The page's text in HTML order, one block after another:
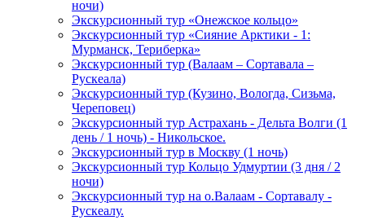
ночи)
Экскурсионный тур «Онежское кольцо»
Экскурсионный тур «Сияние Арктики - 1:
Мурманск, Териберка»
Экскурсионный тур (Валаам – Сортавала –
Рускеала)
Экскурсионный тур (Кузино, Вологда, Сизьма,
Череповец)
Экскурсионный тур Астрахань - Дельта Волги (1
день / 1 ночь) - Никольское.
Экскурсионный тур в Москву (1 ночь)
Экскурсионный тур Кольцо Удмуртии (3 дня / 2
ночи)
Экскурсионный тур на о.Валаам - Сортавалу -
Рускеалу.